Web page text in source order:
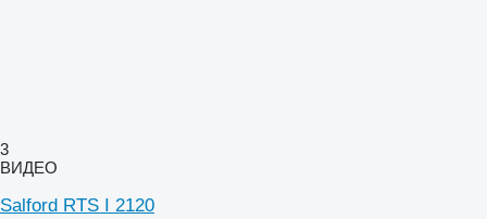
3
ВИДЕО
Salford RTS I 2120